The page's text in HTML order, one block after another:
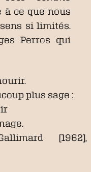
ce que nous
si limités.
Perros qui
plus sage :
[1962],